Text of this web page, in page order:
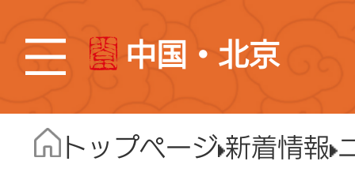
中国・北京
トップページ 新着情報